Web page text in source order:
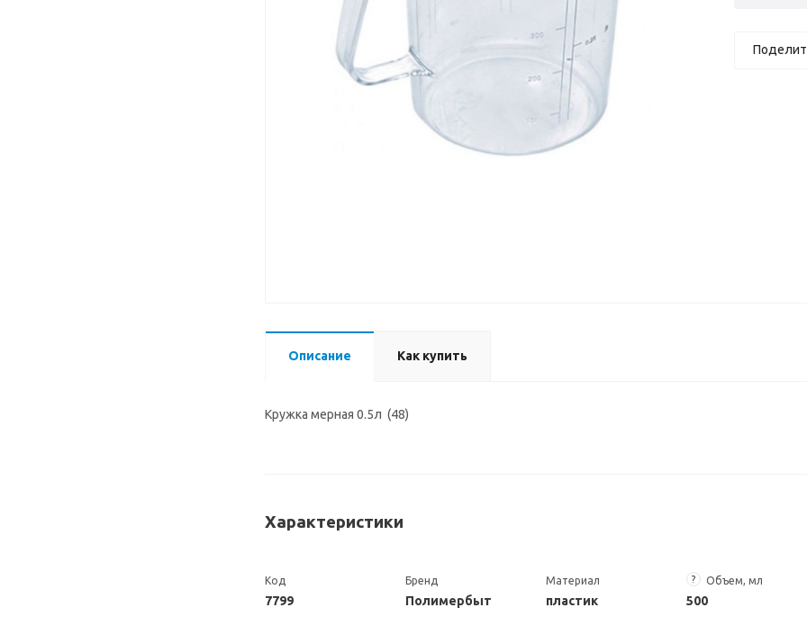
Описание Как купить
Кружка мерная 0.5л (48)
Характеристики
Код
7799
Бренд
Полимербыт
Материал
пластик
? Объем, мл
500